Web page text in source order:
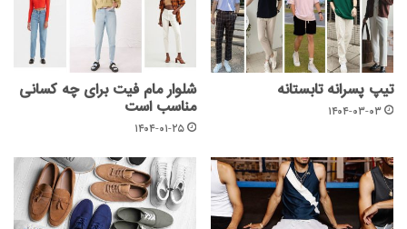
تیپ پسرانه تابستانه
۱۴۰۴-۰۳-۰۳
شلوار مام فیت برای چه کسانی
مناسب است
۱۴۰۴-۰۱-۲۵